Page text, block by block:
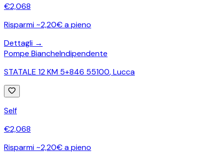
€2,068
Risparmi ~2,20€ a pieno
Dettagli →
Pompe BiancheIndipendente
STATALE 12 KM 5+846 55100,Lucca
Self
€2,068
Risparmi ~2,20€ a pieno